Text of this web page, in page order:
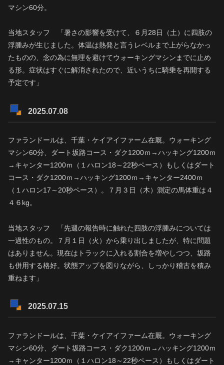
マシン60分。
当地スタッフ 「暑さの影響を受けて、６月28日（土）に四肢の
浮腫みが生じました。体温は熱発と言うレベルまで上がらなかっ
たものの、念の為に無理を避けてウォーキングマシンまでに止め
る形。症状はすぐに解消されたので、近いうちに騎乗を再開する
予定です」
2025.07.08
ファランドールは、千葉・ケイアイファーム在厩。ウォーキング
マシン60分、ダート坂路コース・ダク1200ｍ→ハッキング1200ｍ
→キャンター1200ｍ（１ハロン18～22秒ペース）もしくはダート
コース・ダク1200ｍ→ハッキング1200ｍ→キャンター2400ｍ
（１ハロン17～20秒ペース）。７月３日（木）測定の馬体重は４
４６kg。
当地スタッフ 「先週の報告時に触れた四肢の浮腫みについては
一過性のもの。７月１日（火）から乗り出しましたが、特に問題
はありません。現在はトラックに入れる割合を増やしつつ、坂路
も併用する格好。状態アップを図りながら、しっかり稽古を積み
重ねます」
2025.07.15
ファランドールは、千葉・ケイアイファーム在厩。ウォーキング
マシン60分、ダート坂路コース・ダク1200ｍ→ハッキング1200ｍ
→キャンター1200ｍ（１ハロン18～22秒ペース）もしくはダート